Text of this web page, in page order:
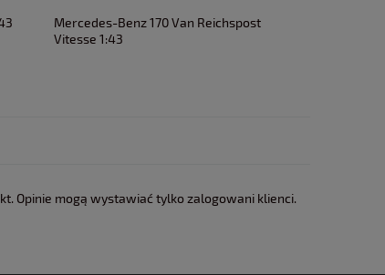
Mercedes-Benz 170 Van Reichspost
Vitesse 1:43
Opinie mogą wystawiać tylko zalogowani klienci.